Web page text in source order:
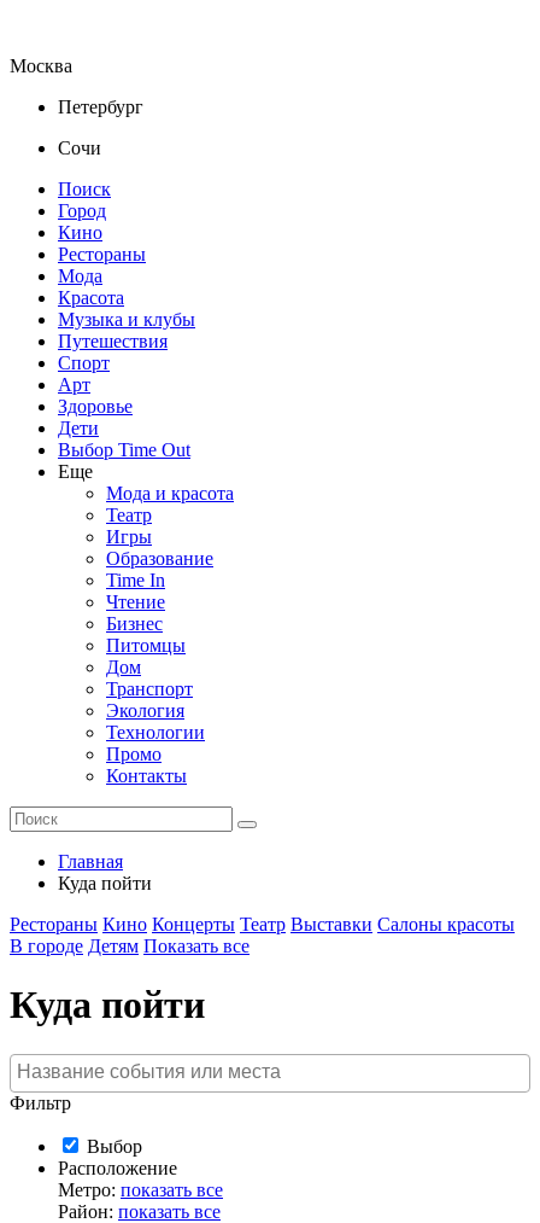
Москва
Петербург
Сочи
Поиск
Город
Кино
Рестораны
Мода
Красота
Музыка и клубы
Путешествия
Спорт
Арт
Здоровье
Дети
Выбор Time Out
Еще
Мода и красота
Театр
Игры
Образование
Time In
Чтение
Бизнес
Питомцы
Дом
Транспорт
Экология
Технологии
Промо
Контакты
Главная
Куда пойти
Рестораны Кино Концерты Театр Выставки Салоны красоты
В городе Детям Показать все
Куда пойти
Фильтр
Выбор
Расположение
Метро: показать все
Район: показать все